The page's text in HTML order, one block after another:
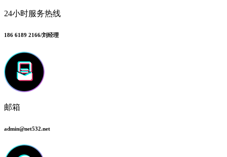
24小时服务热线
186 6189 2166/刘经理
邮箱
admin@net532.net